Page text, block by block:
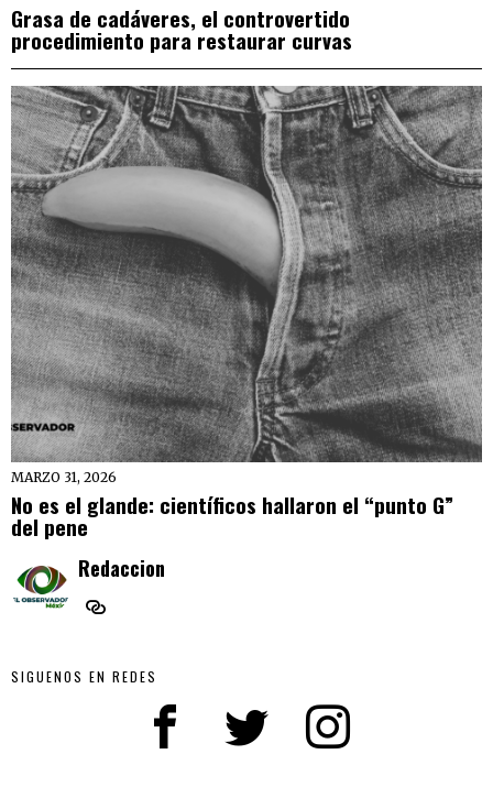
Grasa de cadáveres, el controvertido
procedimiento para restaurar curvas
MARZO 31, 2026
No es el glande: científicos hallaron el “punto G”
del pene
Redaccion
SIGUENOS EN REDES